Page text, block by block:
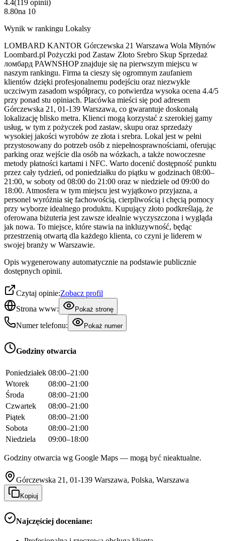
4.4(119 opinii)
8.80na 10
Wynik w rankingu Lokalsy
LOMBARD KANTOR Górczewska 21 Warszawa Wola Młynów
Loombard.pl Pożyczki pod Zastaw Złoto Srebro Skup Sprzedaż
ломбард PAWNSHOP znajduje się na pierwszym miejscu w
naszym rankingu. Firma ta cieszy się ogromnym zaufaniem
klientów dzięki profesjonalnemu podejściu oraz niezwykle
uczciwym zasadom współpracy, co potwierdza wysoka ocena 4.4/5
przy ponad stu opiniach. Placówka mieści się pod adresem
Górczewska 21, 01-139 Warszawa, co gwarantuje doskonałą
lokalizację blisko metra. Klienci mogą korzystać z szerokiej gamy
usług, w tym z pożyczek pod zastaw, skupu oraz sprzedaży
wysokiej jakości wyrobów ze złota i srebra. Lokal jest w pełni
przystosowany do potrzeb osób z niepełnosprawnościami, oferując
parking oraz wejście dla osób na wózkach, a także nowoczesne
metody płatności kartami i NFC. Warto docenić dostępność punktu
przez cały tydzień, od poniedziałku do piątku w godzinach 08:00–
21:00, w soboty od 08:00 do 21:00 oraz w niedziele od 09:00 do
18:00. Atmosfera w tym miejscu jest wyjątkowo przyjazna, a
personel wyróżnia się fachowością, cierpliwością i chęcią pomocy
przy wyborze idealnego produktu. Kupujący złoto podkreślają, że
oferowana biżuteria jest zawsze idealnie wyczyszczona i wygląda
jak nowa. To miejsce, które stawia na inkluzywność, będąc
przestrzenią otwartą dla każdego klienta, co czyni je liderem w
swojej branży w Warszawie.
Opis wygenerowany automatycznie na podstawie publicznie
dostępnych opinii.
Czytaj opinie:Zobacz profil
Strona www:
Pokaż stronę
Numer telefonu: Pokaż numer
Godziny otwarcia
Poniedziałek 08:00–21:00
Wtorek
08:00–21:00
Środa
08:00–21:00
Czwartek
08:00–21:00
Piątek
08:00–21:00
Sobota
08:00–21:00
Niedziela
09:00–18:00
Godziny otwarcia wg Google Maps — mogą być nieaktualne.
Górczewska 21, 01-139 Warszawa, Polska, Warszawa
Kopiuj
Najczęściej doceniane: